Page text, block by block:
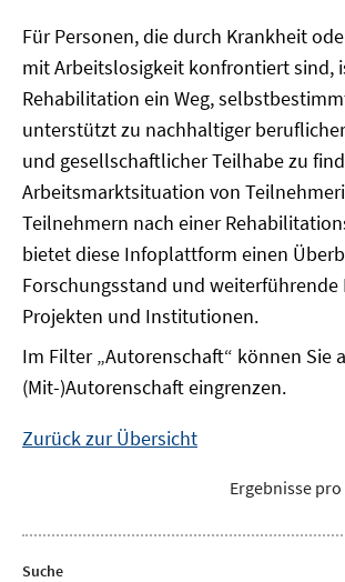
Für Personen, die durch Krankheit
mit Arbeitslosigkeit konfrontiert sind,
Rehabilitation ein Weg,
unterstützt zu nachhaltiger
und gesellschaftlicher Teilhabe zu
Arbeitsmarktsituation von
Teilnehmern nach einer
bietet diese Infoplattform einen
Forschungsstand und weiterführende
Projekten und Institutionen.
Im Filter „Autorenschaft“ können Sie
(Mit-)Autorenschaft eingrenzen.
Zurück zur Übersicht
Ergebnisse pro
Suche